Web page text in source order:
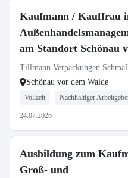
Kaufmann / Kauffrau
am Standort Schönau
Walde
Tillmann Verpackungen
Schönau vor dem Walde
Vollzeit Nachhaltiger
24.07.2026
Ausbildung zum
Groß- und